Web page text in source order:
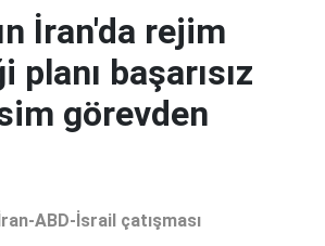
İran'da rejim
başarısız
görevden
ABD-İsrail çatışması